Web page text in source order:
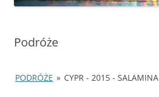
Podróże
PODRÓŻE » CYPR - 2015 - SALAMINA